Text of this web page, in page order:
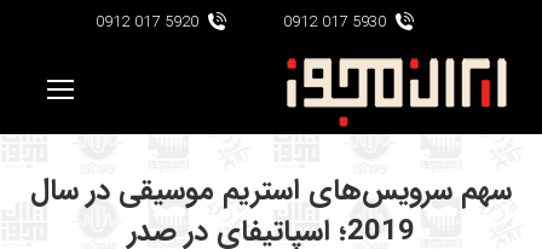
5930 017 0912
5920 017 0912
سهم سرویس‌های استریم موسیقی در سال
2019؛ اسپاتیفای در صدر